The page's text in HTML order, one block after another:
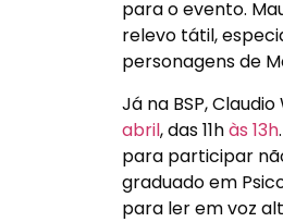
para o evento.
relevo tátil,
personagens de
Já na BSP,
abril, das 11hàs 13h
para participar
graduado em
para ler em voz